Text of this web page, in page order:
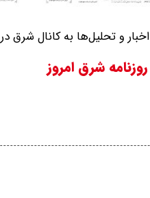
و تحلیل‌ها به کانال شرق در
شرق امروز